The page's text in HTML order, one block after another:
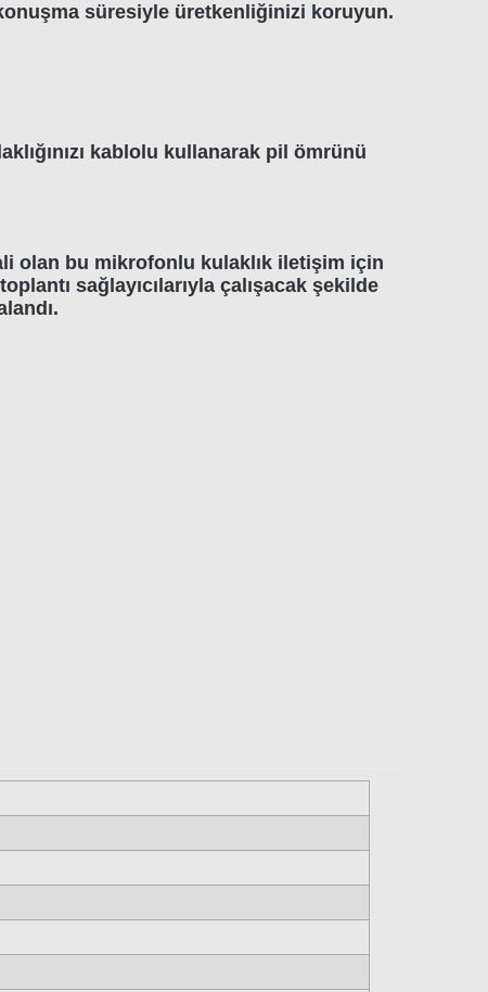
süresiyle üretkenliğinizi koruyun.
kablolu kullanarak pil ömrünü
olan bu mikrofonlu kulaklık iletişim için
sağlayıcılarıyla çalışacak şekilde